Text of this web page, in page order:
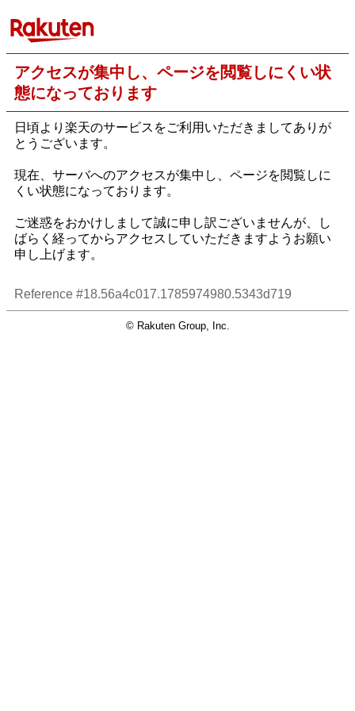
アクセスが集中し、ページを閲覧しにくい状
態になっております
日頃より楽天のサービスをご利用いただきましてありが
とうございます。
現在、サーバへのアクセスが集中し、ページを閲覧しに
くい状態になっております。
ご迷惑をおかけしまして誠に申し訳ございませんが、し
ばらく経ってからアクセスしていただきますようお願い
申し上げます。
Reference #18.56a4c017.1785974980.5343d719
© Rakuten Group, Inc.